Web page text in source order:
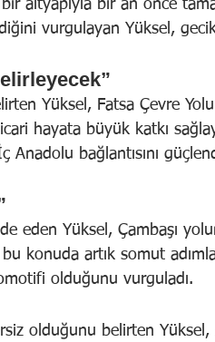
altyapıyla bir an önce
vurgulayan Yüksel,
Yüksel, Fatsa Çevre
hayata büyük katkı
Anadolu bağlantısını
eden Yüksel, Çambaşı
konuda artık somut
olduğunu vurguladı.
olduğunu belirten